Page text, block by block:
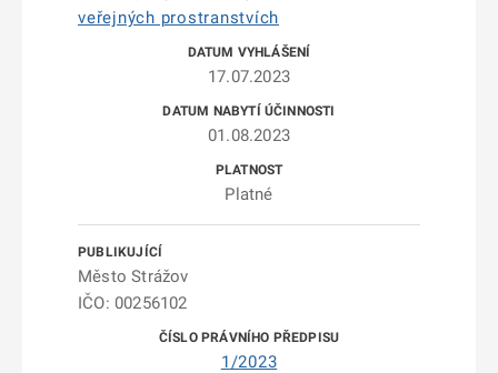
veřejných prostranstvích
17.07.2023
01.08.2023
Platné
Město Strážov
IČO: 00256102
1/2023